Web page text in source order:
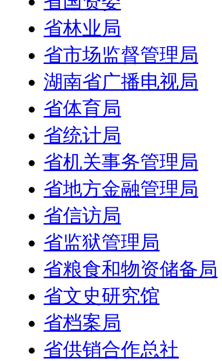
省林业局
省市场监督管理局
湖南省广播电视局
省体育局
省统计局
省机关事务管理局
省地方金融管理局
省信访局
省监狱管理局
省粮食和物资储备局
省文史研究馆
省档案局
省供销合作总社